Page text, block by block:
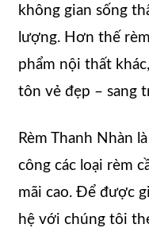
không gian sống
lượng. Hơn thế
phẩm nội thất
tôn vẻ đẹp – sang
Rèm Thanh Nhàn
công các loại rèm
mãi cao. Để được
hệ với chúng tôi